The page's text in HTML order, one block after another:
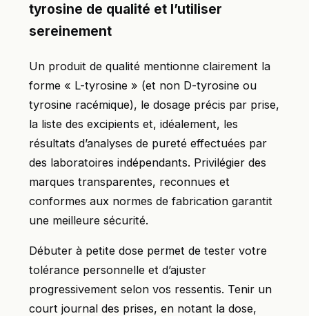
tyrosine de qualité et l’utiliser
sereinement
Un produit de qualité mentionne clairement la
forme « L-tyrosine » (et non D-tyrosine ou
tyrosine racémique), le dosage précis par prise,
la liste des excipients et, idéalement, les
résultats d’analyses de pureté effectuées par
des laboratoires indépendants. Privilégier des
marques transparentes, reconnues et
conformes aux normes de fabrication garantit
une meilleure sécurité.
Débuter à petite dose permet de tester votre
tolérance personnelle et d’ajuster
progressivement selon vos ressentis. Tenir un
court journal des prises, en notant la dose,